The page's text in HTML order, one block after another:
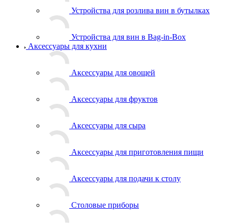
Устройства для розлива вин в бутылках
Устройства для вин в Bag-in-Box
Аксессуары для кухни
Аксессуары для овощей
Аксессуары для фруктов
Аксессуары для сыра
Аксессуары для приготовления пищи
Аксессуары для подачи к столу
Столовые приборы